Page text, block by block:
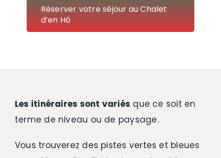
Réserver votre séjour au Chalet
d’en Hô
Les itinéraires sont variés que ce soit en
terme de niveau ou de paysage.
Vous trouverez des pistes vertes et bleues